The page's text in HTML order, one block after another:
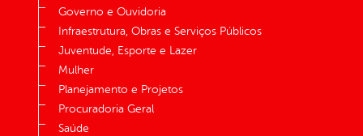
Governo e Ouvidoria
Infraestrutura, Obras e Serviços Públicos
Juventude, Esporte e Lazer
Mulher
Planejamento e Projetos
Procuradoria Geral
Saúde